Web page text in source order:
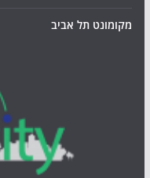
מקומונט תל אביב